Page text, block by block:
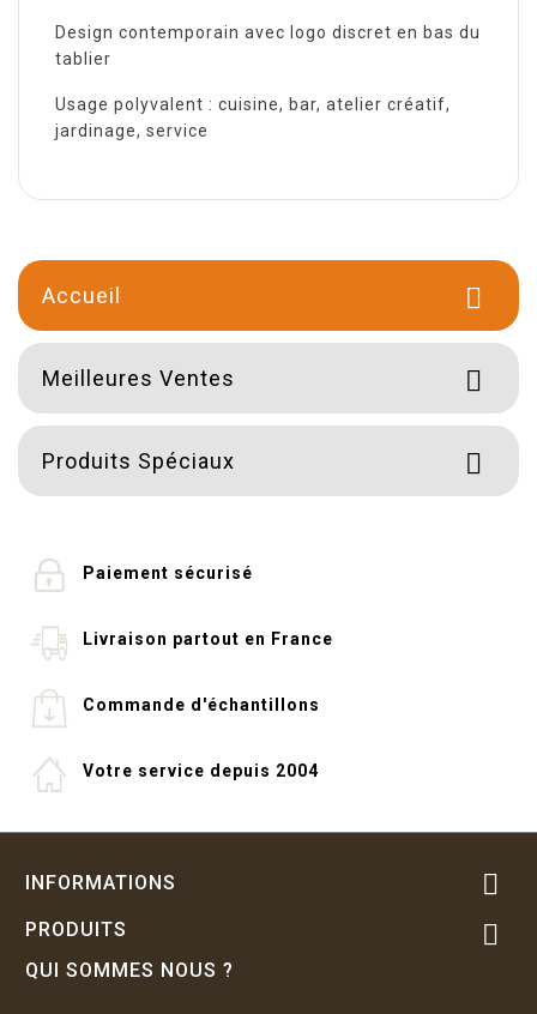
Design contemporain avec logo discret en bas du
tablier
Usage polyvalent : cuisine, bar, atelier créatif,
jardinage, service
Accueil 
Meilleures Ventes 
Produits Spéciaux 
Paiement sécurisé
Livraison partout en France
Commande d'échantillons
Votre service depuis 2004
INFORMATIONS 
PRODUITS 
QUI SOMMES NOUS ?